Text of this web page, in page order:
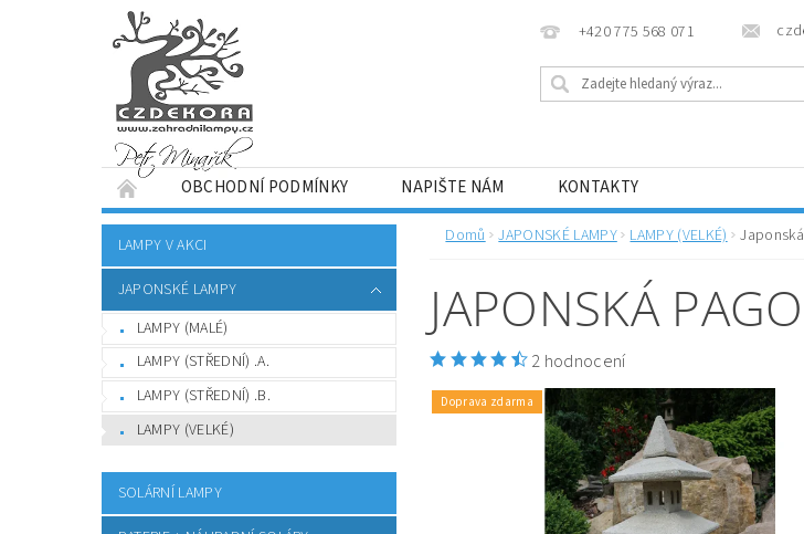
+420 775 568 071
OBCHODNÍ PODMÍNKY NAPIŠTE NÁM KONTAKTY
LAMPY V AKCI
JAPONSKÉ LAMPY
LAMPY (MALÉ)
LAMPY (STŘEDNÍ) .A.
LAMPY (STŘEDNÍ) .B.
LAMPY (VELKÉ)
SOLÁRNÍ LAMPY
Domů JAPONSKÉ LAMPY LAMPY (VELKÉ)
JAPONSKÁ
2 hodnocení
Doprava zdarma